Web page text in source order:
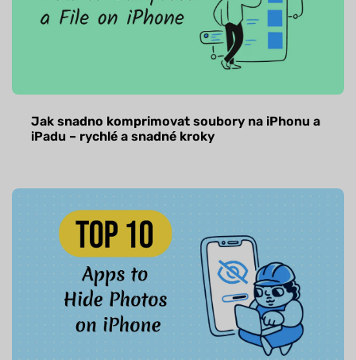
Jak snadno komprimovat soubory na iPhonu a
iPadu – rychlé a snadné kroky